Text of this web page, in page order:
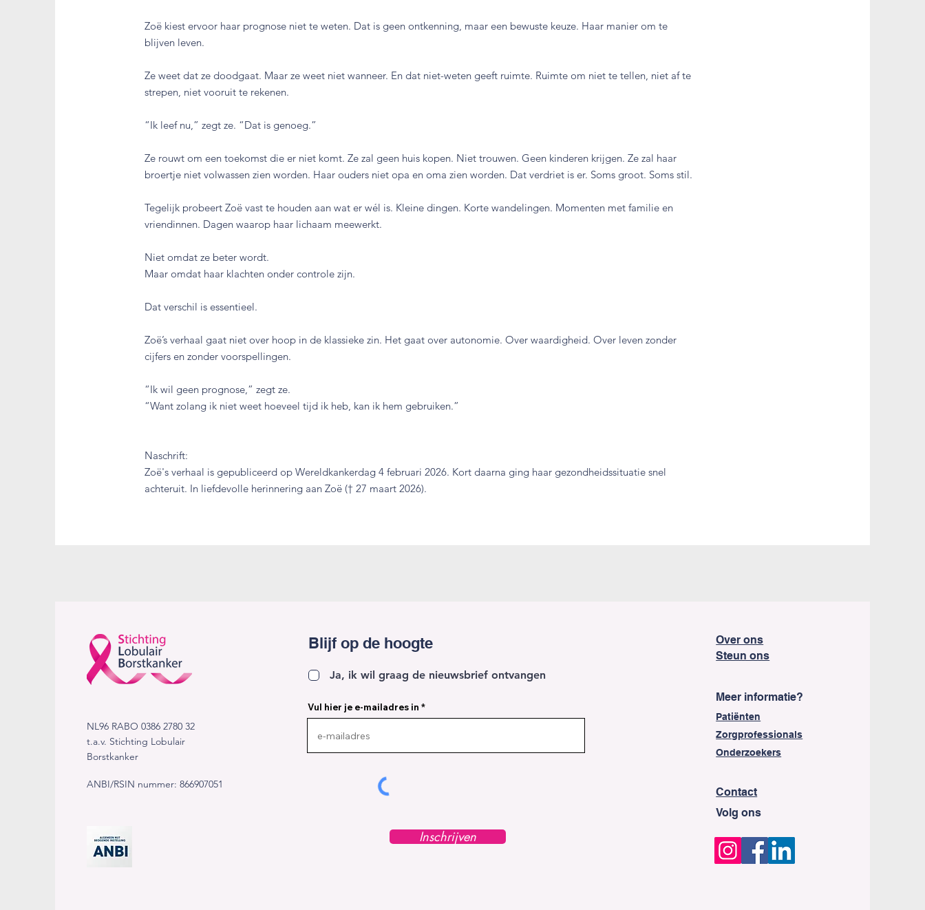
Zoë kiest ervoor haar prognose niet te weten. Dat is geen ontkenning, maar een bewuste keuze. Haar manier om te
blijven leven.
Ze weet dat ze doodgaat. Maar ze weet niet wanneer. En dat niet-weten geeft ruimte. Ruimte om niet te tellen, niet af te
strepen, niet vooruit te rekenen.
“Ik leef nu,” zegt ze. “Dat is genoeg.”
Ze rouwt om een toekomst die er niet komt. Ze zal geen huis kopen. Niet trouwen. Geen kinderen krijgen. Ze zal haar
broertje niet volwassen zien worden. Haar ouders niet opa en oma zien worden. Dat verdriet is er. Soms groot. Soms stil.
Tegelijk probeert Zoë vast te houden aan wat er wél is. Kleine dingen. Korte wandelingen. Momenten met familie en
vriendinnen. Dagen waarop haar lichaam meewerkt.
Niet omdat ze beter wordt.
Maar omdat haar klachten onder controle zijn.
Dat verschil is essentieel.
Zoë’s verhaal gaat niet over hoop in de klassieke zin. Het gaat over autonomie. Over waardigheid. Over leven zonder
cijfers en zonder voorspellingen.
“Ik wil geen prognose,” zegt ze.
“Want zolang ik niet weet hoeveel tijd ik heb, kan ik hem gebruiken.”
Naschrift:
Zoë's verhaal is gepubliceerd op Wereldkankerdag 4 februari 2026. Kort daarna ging haar gezondheidssituatie snel
achteruit. In liefdevolle herinnering aan Zoë († 27 maart 2026).
NL96 RABO 0386 2780 32
t.a.v. Stichting Lobulair
Borstkanker​​
ANBI/RSIN nummer: 866907051
Blijf op de hoogte
Ja, ik wil graag de nieuwsbrief ontvangen
Vul hier je e-mailadres in
Inschrijven
Over ons
Steun ons
Meer informatie?
Patiënten
Zorgprofessionals
Onderzoekers
Contact
​Volg ons